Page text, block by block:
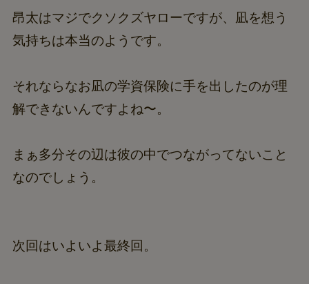
昂太はマジでクソクズヤローですが、凪を想う
気持ちは本当のようです。
それならなお凪の学資保険に手を出したのが理
解できないんですよね〜。
まぁ多分その辺は彼の中でつながってないこと
なのでしょう。
次回はいよいよ最終回。